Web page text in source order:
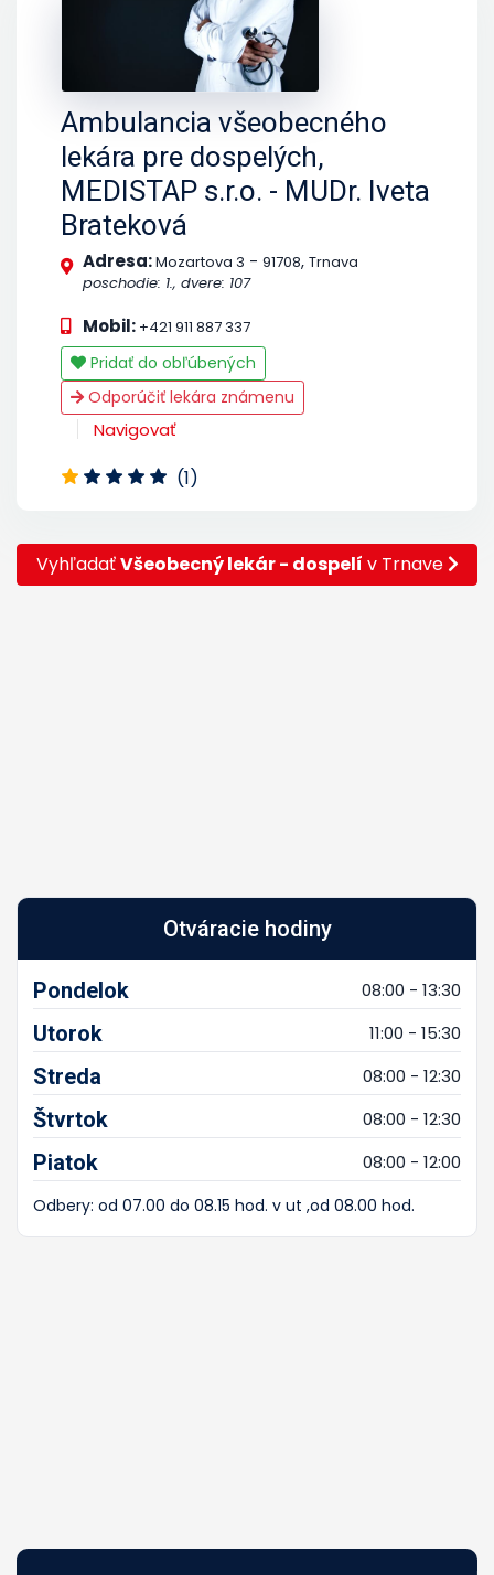
Ambulancia všeobecného
lekára pre dospelých,
MEDISTAP s.r.o. - MUDr. Iveta
Brateková
Adresa:Mozartova 3 - 91708, Trnava
poschodie: 1., dvere: 107
Mobil: +421 911 887 337
Pridať do obľúbených
Odporúčiť lekára známenu
Navigovať
(1)
VyhľadaťVšeobecný lekár - dospelí v Trnave
Otváracie hodiny
Pondelok 08:00 - 13:30
Utorok 11:00 - 15:30
Streda 08:00 - 12:30
Štvrtok 08:00 - 12:30
Piatok 08:00 - 12:00
Odbery: od 07.00 do 08.15 hod. v ut ,od 08.00 hod.